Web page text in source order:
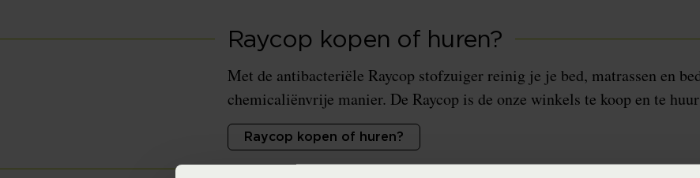
Raycop kopen of huren?
Met de antibacteriële Raycop stofzuiger reinig je je bed, matrassen en
chemicaliënvrije manier. De Raycop is de onze winkels te koop en te
Raycop kopen of huren?